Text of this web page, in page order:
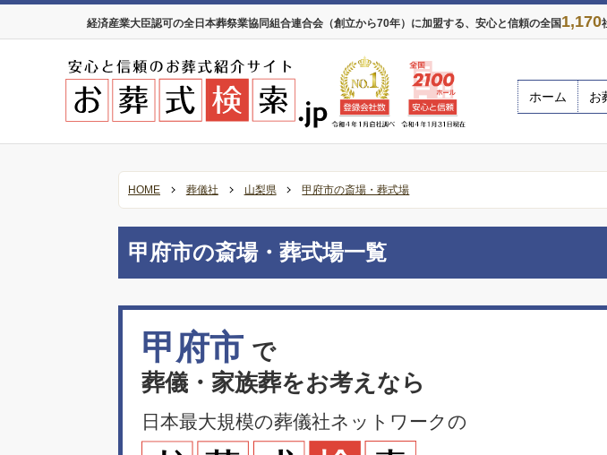
経済産業大臣認可の全日本葬祭業協同組合連合会（創立から70年）に加盟する、安心と信頼の全国1,170
ホーム お
HOME 葬儀社 山梨県 甲府市の斎場・葬式場
甲府市の斎場・葬式場一覧
甲府市 で
葬儀・家族葬をお考えなら
日本最大規模の葬儀社ネットワークの